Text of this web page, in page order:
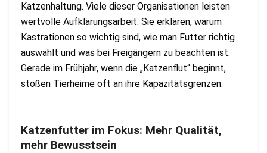
Katzenhaltung. Viele dieser Organisationen leisten
wertvolle Aufklärungsarbeit: Sie erklären, warum
Kastrationen so wichtig sind, wie man Futter richtig
auswählt und was bei Freigängern zu beachten ist.
Gerade im Frühjahr, wenn die „Katzenflut“ beginnt,
stoßen Tierheime oft an ihre Kapazitätsgrenzen.
Katzenfutter im Fokus: Mehr Qualität,
mehr Bewusstsein